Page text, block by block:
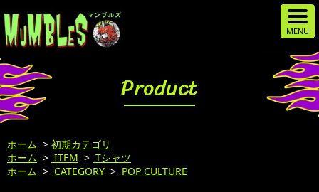
Product
ホーム > 初期カテゴリ
ホーム > ITEM > Tシャツ
ホーム > CATEGORY > POP CULTURE